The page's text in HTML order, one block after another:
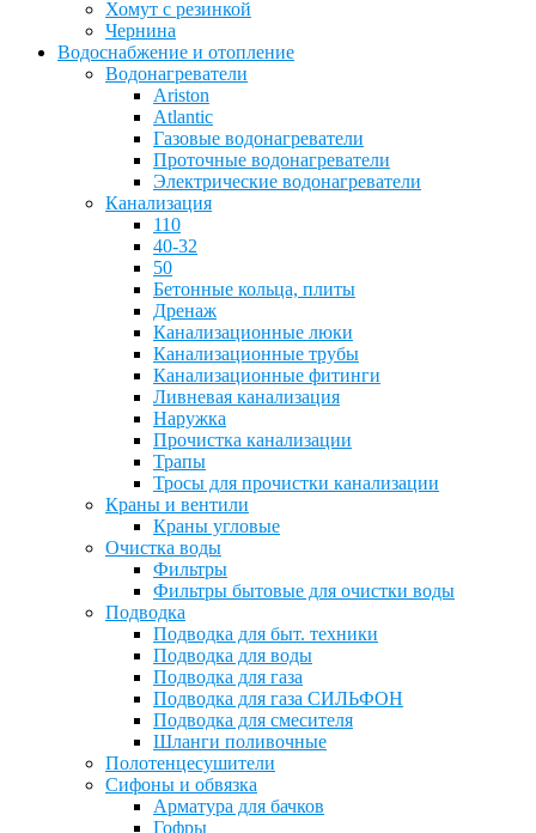
Хомут с резинкой
Чернина
Водоснабжение и отопление
Водонагреватели
Ariston
Atlantic
Газовые водонагреватели
Проточные водонагреватели
Электрические водонагреватели
Канализация
110
40-32
50
Бетонные кольца, плиты
Дренаж
Канализационные люки
Канализационные трубы
Канализационные фитинги
Ливневая канализация
Наружка
Прочистка канализации
Трапы
Тросы для прочистки канализации
Краны и вентили
Краны угловые
Очистка воды
Фильтры
Фильтры бытовые для очистки воды
Подводка
Подводка для быт. техники
Подводка для воды
Подводка для газа
Подводка для газа СИЛЬФОН
Подводка для смесителя
Шланги поливочные
Полотенцесушители
Сифоны и обвязка
Арматура для бачков
Гофры